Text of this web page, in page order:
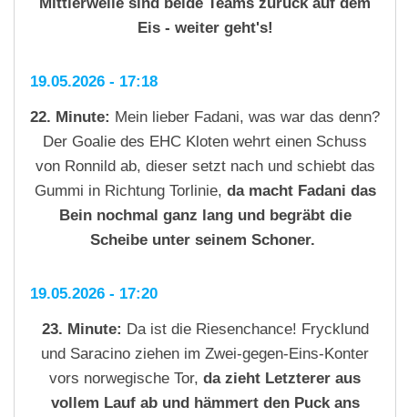
Eis - weiter geht's!
19.05.2026 - 17:18
22. Minute: Mein lieber Fadani, was war das denn?
Der Goalie des EHC Kloten wehrt einen Schuss
von Ronnild ab, dieser setzt nach und schiebt das
Gummi in Richtung Torlinie, da macht Fadani das
Bein nochmal ganz lang und begräbt die
Scheibe unter seinem Schoner.
19.05.2026 - 17:20
23. Minute: Da ist die Riesenchance! Frycklund
und Saracino ziehen im Zwei-gegen-Eins-Konter
vors norwegische Tor, da zieht Letzterer aus
vollem Lauf ab und hämmert den Puck ans